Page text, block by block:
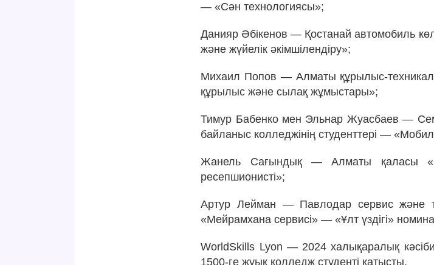
— «Сән технологиясы»;
Данияр Әбікенов — Қостанай автомобиль
және жүйелік әкімшілендіру»;
Михаил Попов — Алматы құрылыс-
құрылыс және сылақ жұмыстары»;
Тимур Бабенко мен Эльнар Жуасбаев —
байланыс колледжінің студенттері —
Жанель Сағындық — Алматы қаласы
ресепшионисті»;
Артур Лейман — Павлодар сервис және
«Мейрамхана сервисі» — «Ұлт үздігі»
WorldSkills Lyon — 2024 халықаралық
1500-ге жуық колледж студенті қатысты.